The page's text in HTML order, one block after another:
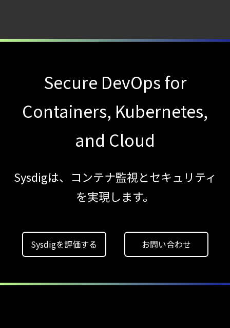
エージェント型脅威アクターが
モデルの破壊を目的としたランサムウェアを
【ブログ】
CNAPP選定ガイド
計画フェーズで失敗しない統合プラットフォ
クラウド構成ミスを未然に防ぐSecurity
Posture
【お知らせ】
ブログを更新しました
Secure DevOps for
Containers, Kubernetes,
and Cloud
Sysdigは、コンテナ監視とセキュリティ
を実現します。
Sysdigを評価する お問い合わせ